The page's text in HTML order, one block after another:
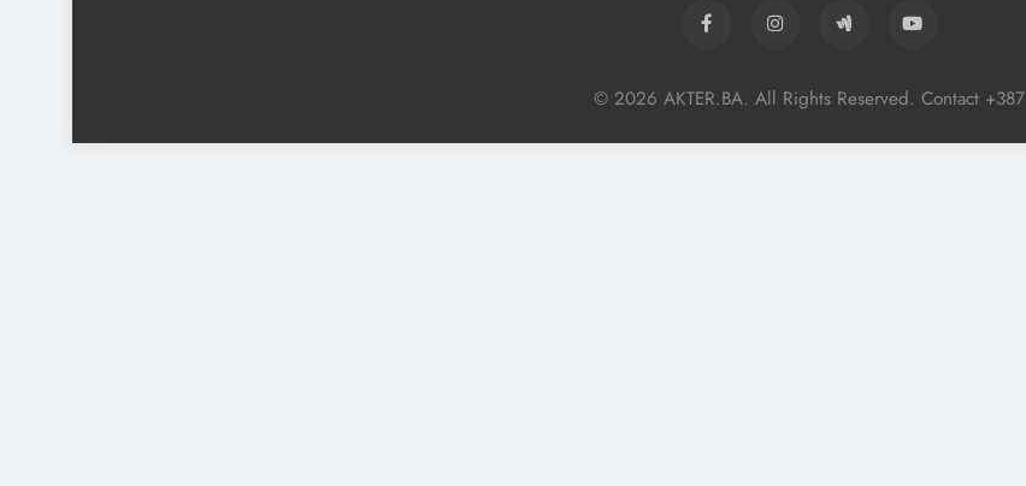
© 2026 AKTER.BA. All Rights Reserved. Contact +387